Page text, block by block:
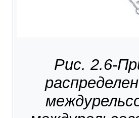
Рис. 2.6-